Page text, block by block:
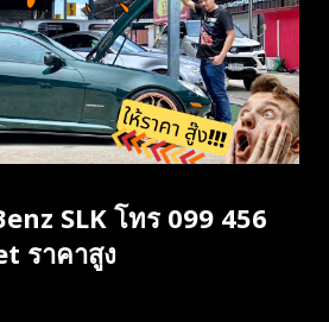
SLK โทร 099 456
ราคาสูง